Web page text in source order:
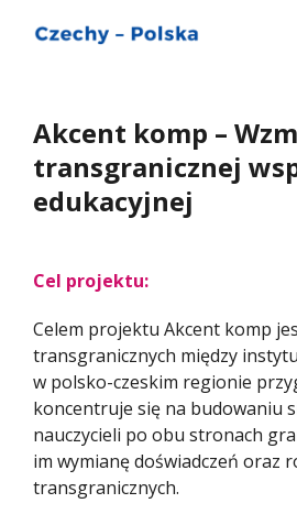
Akcent komp –
transgranicznej
edukacyjnej
Cel projektu:
Celem projektu Akcent komp
transgranicznych między
w polsko-czeskim regionie
koncentruje się na budowaniu
nauczycieli po obu stronach
im wymianę doświadczeń oraz
transgranicznych.